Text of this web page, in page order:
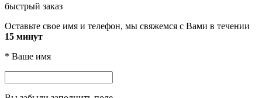
быстрый заказ
Оставьте свое имя и телефон, мы свяжемся с Вами в течении
15 минут
* Ваше имя